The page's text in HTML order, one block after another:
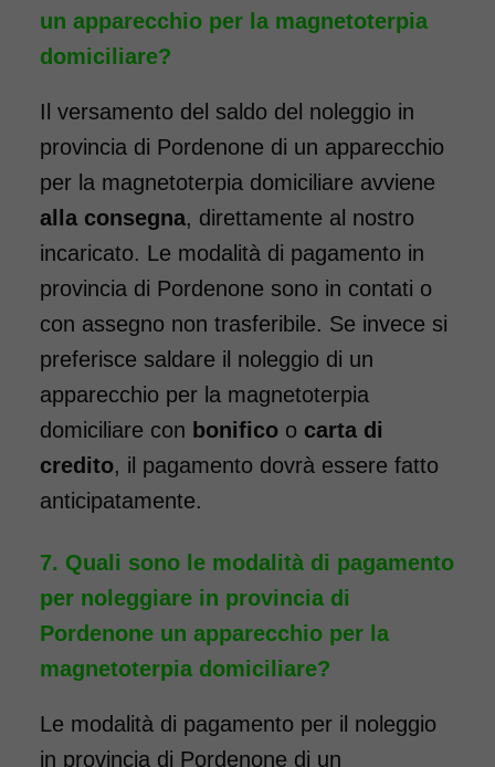
un apparecchio per la magnetoterpia
domiciliare?
Il versamento del saldo del noleggio in
provincia di Pordenone di un apparecchio
per la magnetoterpia domiciliare avviene
alla consegna, direttamente al nostro
incaricato. Le modalità di pagamento in
provincia di Pordenone sono in contati o
con assegno non trasferibile. Se invece si
preferisce saldare il noleggio di un
apparecchio per la magnetoterpia
domiciliare con bonifico o carta di
credito, il pagamento dovrà essere fatto
anticipatamente.
Quali sono le modalità di pagamento
per noleggiare in provincia di
Pordenone un apparecchio per la
magnetoterpia domiciliare?
Le modalità di pagamento per il noleggio
in provincia di Pordenone di un